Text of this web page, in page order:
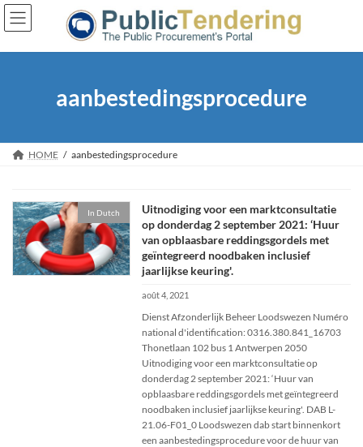
Skip
the
Skip
the
aanbestedingsprocedure
HOME aanbestedingsprocedure
In Dutch
Uitnodiging voor een marktconsultatie
op donderdag 2 september 2021: ‘Huur
van opblaasbare reddingsgordels met
geïntegreerd noodbaken inclusief
jaarlijkse keuring'.
août 4, 2021
Dienst Afzonderlijk Beheer Loodswezen Numéro
national d'identification: 0316.380.841_16703
Thonetlaan 102 bus 1 Antwerpen 2050
Uitnodiging voor een marktconsultatie op
donderdag 2 september 2021: ‘Huur van
opblaasbare reddingsgordels met geïntegreerd
noodbaken inclusief jaarlijkse keuring'. DAB L-
21.06-F01_0 Loodswezen dab start binnenkort
een aanbestedingsprocedure voor de huur van